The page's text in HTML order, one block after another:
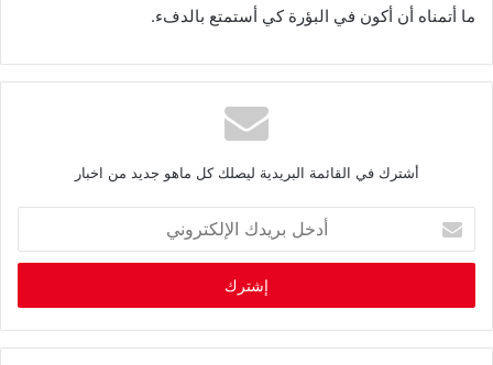
ما أتمناه أن أكون في البؤرة كي أستمتع بالدفء.
أشترك في القائمة البريدية ليصلك كل ماهو جديد من اخبار
خ
ب
ر